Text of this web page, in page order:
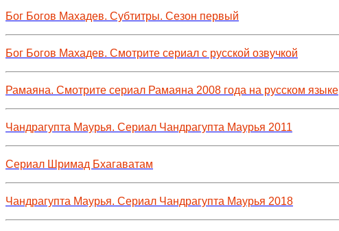
Бог Богов Махадев. Субтитры. Сезон первый
Бог Богов Махадев. Смотрите сериал с русской озвучкой
Рамаяна. Смотрите сериал Рамаяна 2008 года на русском языке
Чандрагупта Маурья. Сериал Чандрагупта Маурья 2011
Сериал Шримад Бхагаватам
Чандрагупта Маурья. Сериал Чандрагупта Маурья 2018